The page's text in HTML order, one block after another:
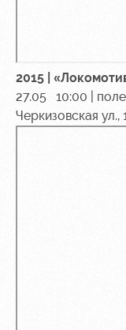
2015 |
27.05 10:00 |
Черкизовская ул.,